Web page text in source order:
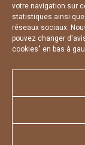
votre navigation sur
statistiques ainsi
réseaux sociaux.
pouvez changer
cookies" en bas à
CHARTE DE